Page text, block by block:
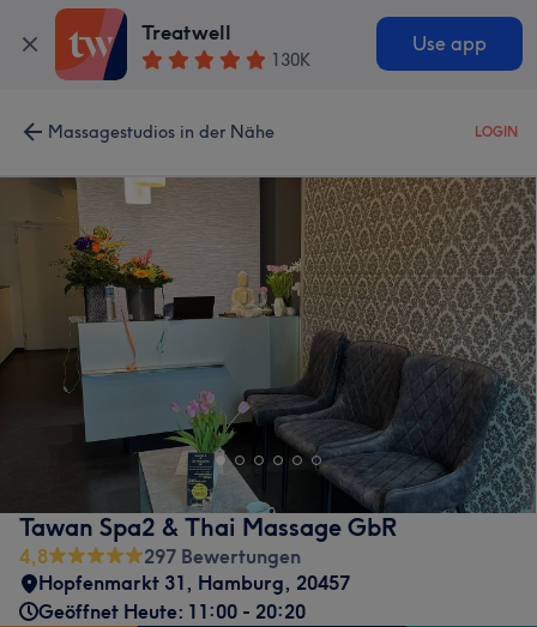
Treatwell
130K
Use app
Massagestudios in der Nähe LOGIN
Tawan Spa2 & Thai Massage GbR
4,8
297 Bewertungen
Hopfenmarkt 31, Hamburg, 20457
Geöffnet Heute: 11:00 - 20:20